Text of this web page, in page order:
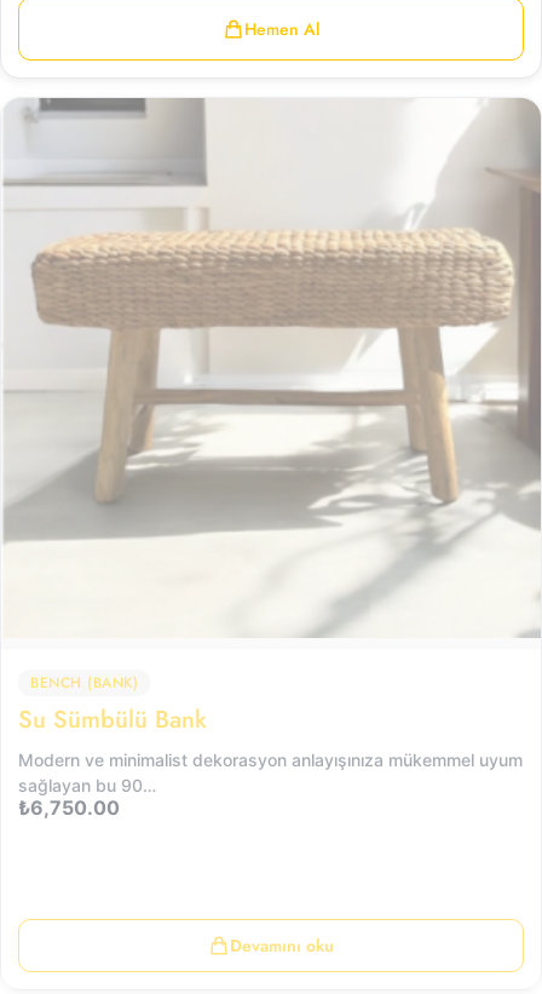
Hemen Al
BENCH (BANK)
Su Sümbülü Bank
Modern ve minimalist dekorasyon anlayışınıza mükemmel uyum
sağlayan bu 90…
₺6,750.00
Devamını oku